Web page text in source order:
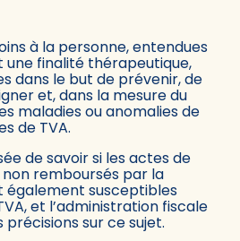
à la personne, entendues
finalité thérapeutique,
dans le but de prévenir, de
et, dans la mesure du
maladies ou anomalies de
de TVA.
de savoir si les actes de
remboursés par la
également susceptibles
et l’administration fiscale
sur ce sujet.